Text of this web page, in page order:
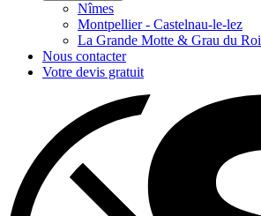
Nîmes
Montpellier - Castelnau-le-lez
La Grande Motte & Grau du Roi
Nous contacter
Votre devis gratuit